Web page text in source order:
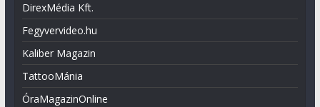
DirexMédia Kft.
Fegyvervideo.hu
Kaliber Magazin
TattooMánia
ÓraMagazinOnline